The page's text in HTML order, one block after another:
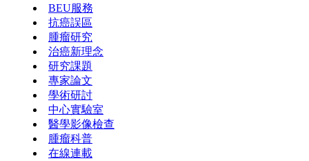
BEU服務
抗癌誤區
腫瘤研究
治癌新理念
研究課題
專家論文
學術研討
中心實驗室
醫學影像檢查
腫瘤科普
在線連載